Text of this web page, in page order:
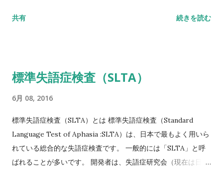
の脆弱性骨折（注3）があり、骨密度（注4）がYAMの80％未満
性骨折、軽微な外力とは、立った姿勢からの転倒か、それ以下
を確認することが望ましい。 注3 そのほかの脆弱性骨折：軽微
な外力によって発生した非外傷性骨折で、骨折部位は肋骨、骨
盤（恥骨、坐骨、仙骨を含む）上腕骨近位部、焼骨遠位端、下
腿骨。 注4 骨密度は原則として腰椎または大腿骨近位部骨密度
共有 続きを読む
標準失語症検査（SLTA）
6月 08, 2016
標準失語症検査（SLTA）とは 標準失語症検査（Standard
Language Test of Aphasia :SLTA）は、日本で最もよく用いら
れている総合的な失語症検査です。 一般的には「SLTA」と呼
ばれることが多いです。 開発者は、失語症研究会（現在は日本